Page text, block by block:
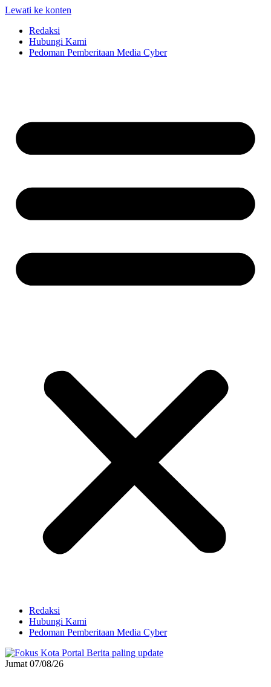
Lewati ke konten
Redaksi
Hubungi Kami
Pedoman Pemberitaan Media Cyber
Redaksi
Hubungi Kami
Pedoman Pemberitaan Media Cyber
Jumat 07/08/26